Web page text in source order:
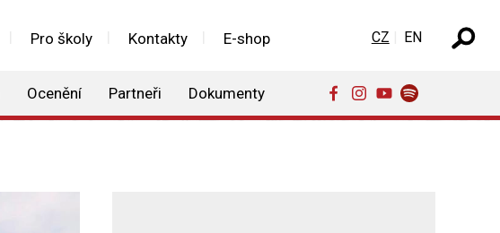
Pro školy Kontakty E-shop
Ocenění Partneři Dokumenty
Zvolte jazyk
CZ EN